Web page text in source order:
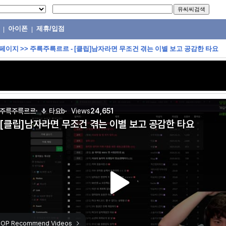
아이폰 제휴/입점
이지 >> 주륵주륵르르 - [클립]남자라면 무조건 겪는 이별 보고 공감한 타요